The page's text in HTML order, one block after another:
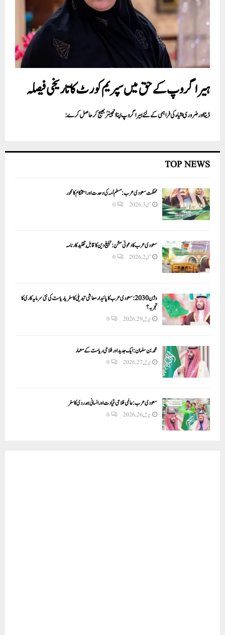
ہیرا گروپ کے حق میں سپریم کورٹ کا تاریخی فیصلہ
ڈیٹا اور ضروری اشیا ءکی فراہمی کے لئے ہیرا گروپ اپنا انجینئر بھیج کر حاصل کرے:
TOP NEWS
مملکت سعودی عرب: مسلم اُمہ کی وحدت اور استحکام کا محور
مئی 3, 2026 0
سعودی عرب کا دعوتی مشن: تبلیغ دین کا قابلِ تقلید کارنامہ
مئی 2, 2026 0
وژن 2030:سعودی عرب کا پائیدار معاشی تبدیلی کا سفر یا ریاست کی نئی سرمایہ کاری کا
تجربہ؟
اپریل 29, 2026 0
محمد بن سلمان: ایک جدید اور فلاحی ریاست کے معمار
اپریل 27, 2026 0
سعودی عرب: عالمی فلاحی قیادت اور انسانی ہمدردی کا سفر
اپریل 26, 2026 0